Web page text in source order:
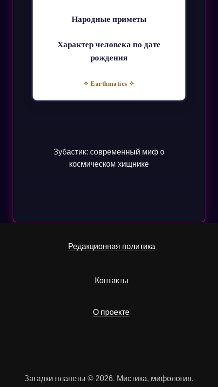
Народные приметы
Характер человека по дате
рождения
✧ Earthmatics ✧
Зубастик: современный миф о
космическом хищнике
Редакционная политика
Контакты
О проекте
Загадки планеты © 2026. Мистика, мифология,